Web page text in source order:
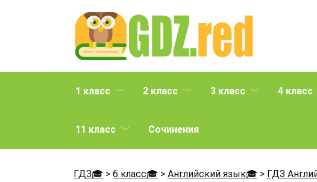
1 класс 2 класс 3 класс 4 класс
11 класс Сочинения
ГДЗ🎓 > 6 класс🎓 > Английский язык🎓 > ГДЗ